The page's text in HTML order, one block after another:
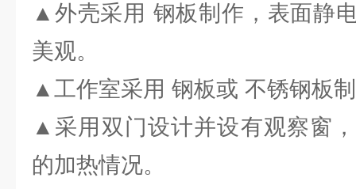
▲外壳采用 钢板制作，表面静
美观。
▲工作室采用 钢板或 不锈钢板
▲采用双门设计并设有观察窗
的加热情况。